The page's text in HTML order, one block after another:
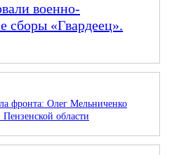
военно-
сборы «Гвардеец».
фронта: Олег Мельниченко
области